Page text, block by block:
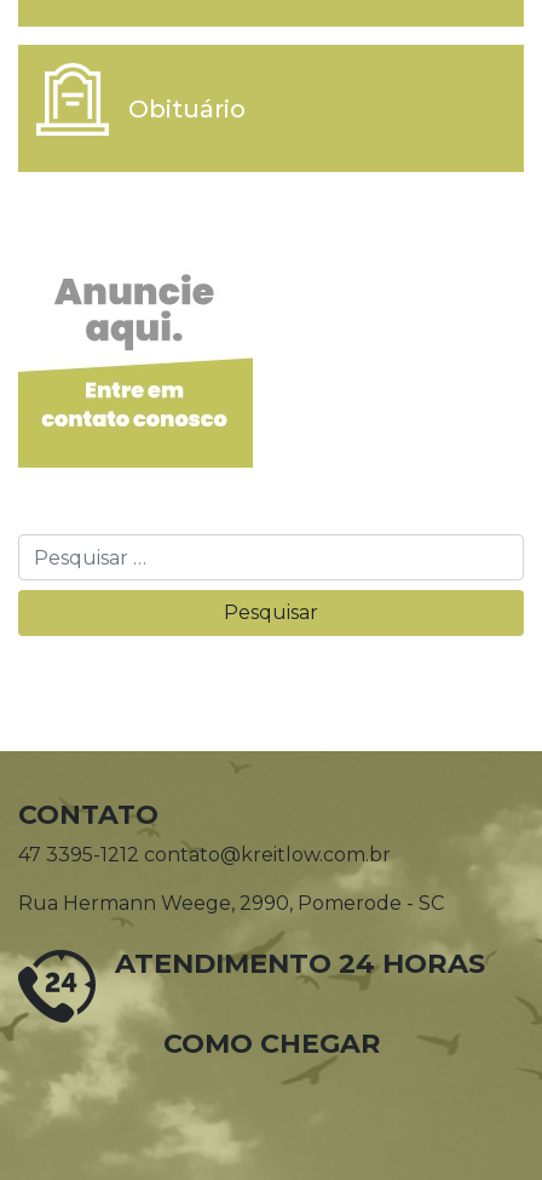
Obituário
CONTATO
47 3395-1212 contato@kreitlow.com.br
Rua Hermann Weege, 2990, Pomerode - SC
ATENDIMENTO 24 HORAS
COMO CHEGAR